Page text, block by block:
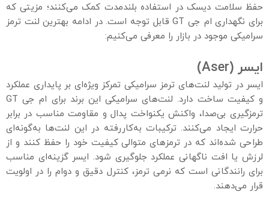
حفظ سلامت دیسک در استفاده بلندمدت کمک می‌کنند؛ مزیتی که
برای نگهداری ام جی GT قابل توجه است. در ادامه بهترین لنت ترمز
سرامیکی موجود در بازار را معرفی می‌کنیم:
ایسر (Aser)
ایسر در تولید لنت‌های ترمز سرامیکی تمرکز ویژه‌ای بر پایداری عملکرد
و کیفیت ساخت دارد. لنت‌های سرامیکی این برند برای ام جی GT
ترمزگیری بی‌صدا، واکنش یکنواخت پدال و مقاومت مناسب در برابر
حرارت ایجاد می‌کنند. ترکیبات به‌کاررفته در این لنت‌ها به‌گونه‌ای
طراحی شده‌اند که در ترمزهای متوالی کیفیت خود را حفظ کنند و از
لرزش یا افت ناگهانی عملکرد جلوگیری شود. ایسر گزینه‌ای مناسب
برای رانندگانی است که نرمی ترمز، کنترل دقیق و دوام را در اولویت
قرار می‌دهند.